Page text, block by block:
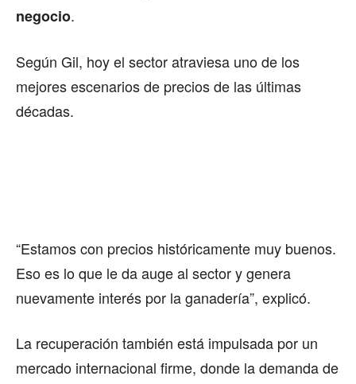
negocio.
Según Gil, hoy el sector atraviesa uno de los
mejores escenarios de precios de las últimas
décadas.
“Estamos con precios históricamente muy buenos.
Eso es lo que le da auge al sector y genera
nuevamente interés por la ganadería”, explicó.
La recuperación también está impulsada por un
mercado internacional firme, donde la demanda de